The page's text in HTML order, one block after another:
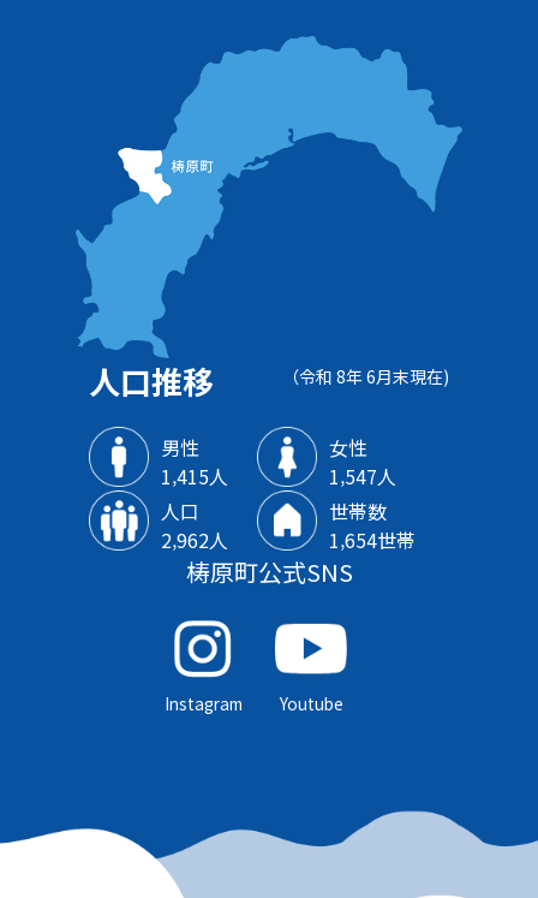
人口推移 （令和 8年 6月末現在)
男性
1‚415人
女性
1‚547人
人口
2‚962人
世帯数
1‚654世帯
梼原町公式SNS
Instagram Youtube